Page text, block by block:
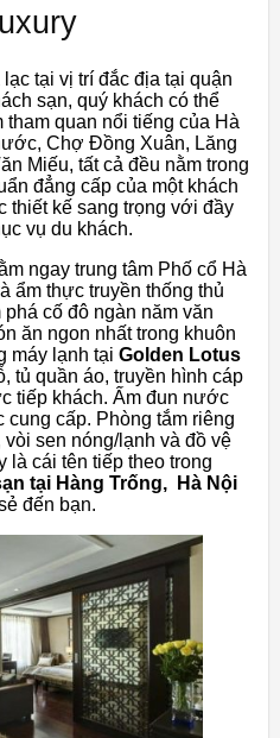
lạc tại vị trí đắc địa tại quận
sạn, quý khách có thể
quan nổi tiếng của Hà
Chợ Đồng Xuân, Lăng
Miếu, tất cả đều nằm trong
đẳng cấp của một khách
thiết kế sang trọng với đầy
vụ du khách.
ngay trung tâm Phố cổ Hà
ẩm thực truyền thống thủ
cố đô ngàn năm văn
ăn ngon nhất trong khuôn
máy lạnh tại Golden Lotus
tủ quần áo, truyền hình cáp
tiếp khách. Ấm đun nước
cấp. Phòng tắm riêng
sen nóng/lạnh và đồ vệ
là cái tên tiếp theo trong
tại Hàng Trống, Hà Nội
đến bạn.